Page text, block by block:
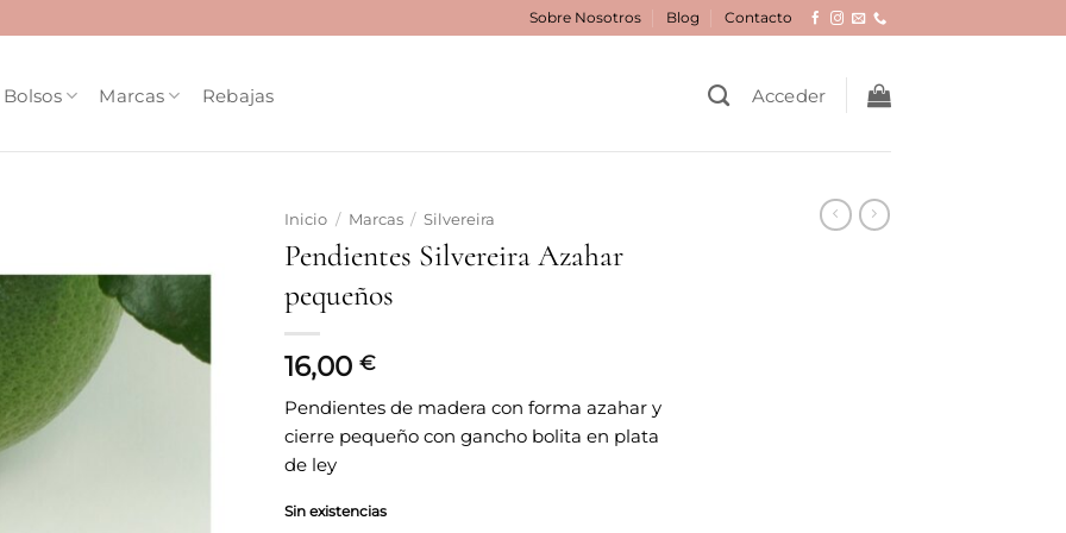
Sobre Nosotros Blog Contacto
Bolsos Marcas Rebajas Acceder
Añadir
deseos
Inicio / Marcas / Silvereira
Pendientes Silvereira Azahar
pequeños
16,00 €
Pendientes de madera con forma azahar y
cierre pequeño con gancho bolita en plata
de ley
Sin existencias